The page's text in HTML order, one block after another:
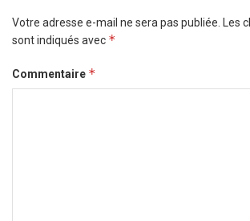
Votre adresse e-mail ne sera pas publiée. Les
sont indiqués avec *
Commentaire *